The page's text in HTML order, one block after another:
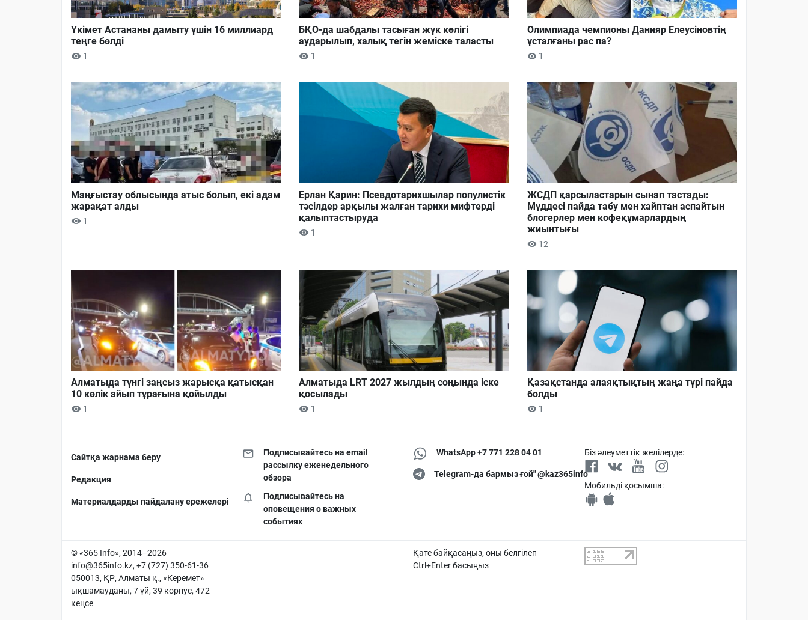
Үкімет Астананы дамыту үшін 16 миллиард
теңге бөлді
1
БҚО-да шабдалы тасыған жүк көлігі
аударылып, халық тегін жеміске таласты
1
Олимпиада чемпионы Данияр Елеусіновтің
ұсталғаны рас па?
1
Маңғыстау облысында атыс болып, екі адам
жарақат алды
1
Ерлан Қарин: Псевдотарихшылар популистік
тәсілдер арқылы жалған тарихи мифтерді
қалыптастыруда
1
ЖСДП қарсыластарын сынап тастады:
Мүддесі пайда табу мен хайптан аспайтын
блогерлер мен кофеқұмарлардың
жиынтығы
12
Алматыда түнгі заңсыз жарысқа қатысқан
10 көлік айып тұрағына қойылды
1
Алматыда LRT 2027 жылдың соңында іске
қосылады
1
Қазақстанда алаяқтықтың жаңа түрі пайда
болды
1
Сайтқа жарнама беру
Редакция
Материалдарды пайдалану ережелері
Подписывайтесь на email
рассылку еженедельного
обзора
Подписывайтесь на
оповещения о важных
событиях
WhatsApp +7 771 228 04 01
Telegram-да бармыз ғой" @kaz365info
Біз әлеуметтік желілерде:
Мобильді қосымша:
© «365 Info», 2014–2026
info@365info.kz, +7 (727) 350-61-36
050013, ҚР, Алматы қ., «Керемет»
ықшамауданы, 7 үй, 39 корпус, 472
кеңсе
Қате байқасаңыз, оны белгілеп
Ctrl+Enter басыңыз